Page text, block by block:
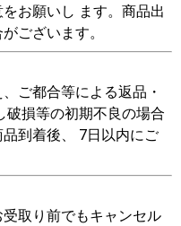
お願いし ます。商品出
ございます。
ご都合等による返品・
破損等の初期不良の場合
到着後、 7日以内にご
取り前でもキャンセル